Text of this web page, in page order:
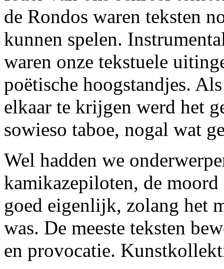
de Rondos waren teksten
kunnen spelen.
waren onze tekstuele
poëtische hoogstandjes.
elkaar te krijgen werd het
sowieso taboe, nogal wat
Wel hadden we
kamikazepiloten, de
goed eigenlijk, zolang het
was. De meeste teksten
en provocatie.